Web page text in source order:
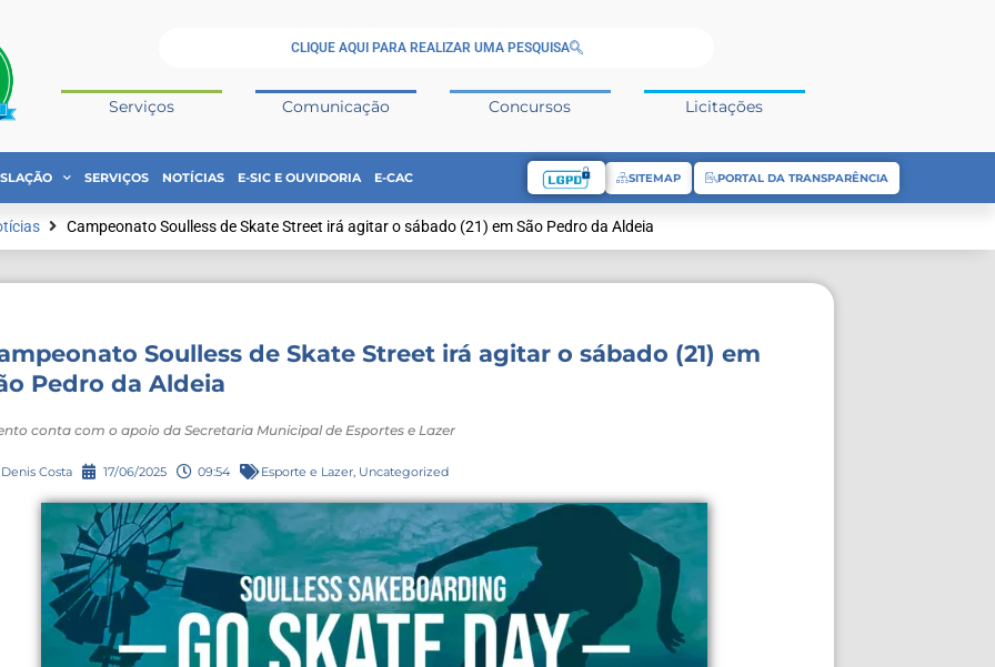
CLIQUE AQUI PARA REALIZAR UMA PESQUISA
Serviços Comunicação Concursos Licitações
SERVIÇOS NOTÍCIAS E-SIC E OUVIDORIA E-CAC SITEMAP PORTAL DA TRANSPARÊNCIA
Campeonato Soulless de Skate Street irá agitar o sábado (21) em São Pedro da Aldeia
Soulless de Skate Street irá agitar o sábado (21) em
Pedro da Aldeia
conta com o apoio da Secretaria Municipal de Esportes e Lazer
Denis Costa 17/06/2025 09:54 Esporte e Lazer, Uncategorized